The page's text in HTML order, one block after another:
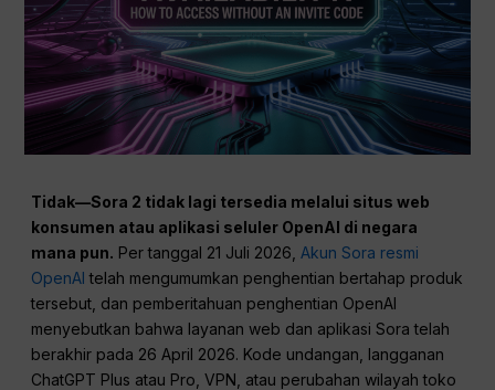
Tidak—Sora 2 tidak lagi tersedia melalui situs web
konsumen atau aplikasi seluler OpenAI di negara
mana pun. Per tanggal 21 Juli 2026,Akun Sora resmi
OpenAI telah mengumumkan penghentian bertahap produk
tersebut, dan pemberitahuan penghentian OpenAI
menyebutkan bahwa layanan web dan aplikasi Sora telah
berakhir pada 26 April 2026. Kode undangan, langganan
ChatGPT Plus atau Pro, VPN, atau perubahan wilayah toko